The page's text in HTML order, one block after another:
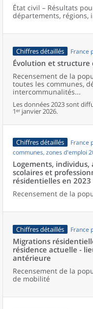
État civil – Résultats
départements, régions,
Chiffres détaillés France
Évolution et structure
Recensement de la
toutes les communes,
intercommunalités...
Les données 2023 sont
1ᵉʳ janvier 2026.
Chiffres détaillés
France
communes, zones d'emploi
Logements,
scolaires et
résidentielles en 2023
Recensement de la
Chiffres détaillés France
Migrations
résidence actuelle -
antérieure
Recensement de la
de mobilité